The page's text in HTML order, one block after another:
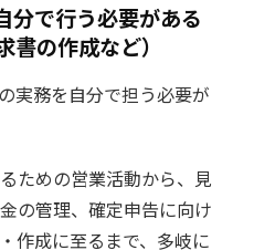
分で行う必要がある
書の作成など）
実務を自分で担う必要が
ための営業活動から、見
の管理、確定申告に向け
作成に至るまで、多岐に